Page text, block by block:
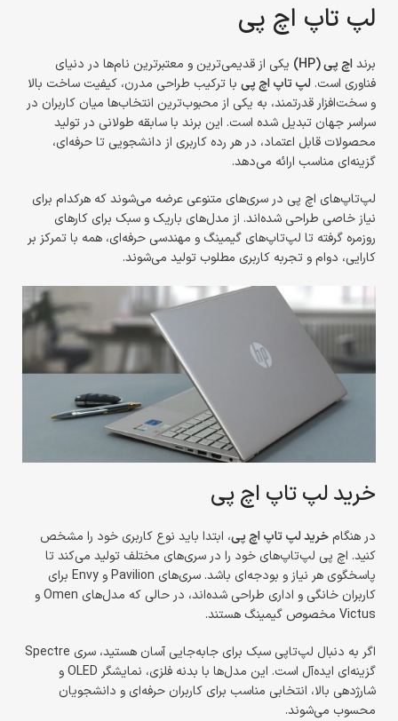
لپ تاپ اچ پی
برنداچ پی (HP)
یکی از قدیمی‌ترین و معتبرترین نام‌ها در دنیای
فناوری است. لپ تاپ اچ پی با ترکیب طراحی مدرن، کیفیت ساخت بالا
و سخت‌افزار قدرتمند، به یکی از محبوب‌ترین انتخاب‌ها میان کاربران در
سراسر جهان تبدیل شده است. این برند با سابقه طولانی در تولید
محصولات قابل اعتماد، در هر رده کاربری از دانشجویی تا حرفه‌ای،
گزینه‌ای مناسب ارائه می‌دهد.
لپ‌تاپ‌های اچ پی در سری‌های متنوعی عرضه می‌شوند که هرکدام برای
نیاز خاصی طراحی شده‌اند. از مدل‌های باریک و سبک برای کارهای
روزمره گرفته تا لپ‌تاپ‌های گیمینگ و مهندسی حرفه‌ای، همه با تمرکز بر
کارایی، دوام و تجربه کاربری مطلوب تولید می‌شوند.
خرید لپ تاپ اچ پی
در هنگام خرید لپ تاپ اچ پی، ابتدا باید نوع کاربری خود را مشخص
کنید. اچ پی لپ‌تاپ‌های خود را در سری‌های مختلف تولید می‌کند تا
پاسخگوی هر نیاز و بودجه‌ای باشد. سری‌های Pavilion و Envy برای
کاربران خانگی و اداری طراحی شده‌اند، در حالی که مدل‌های Omen و
Victus مخصوص گیمینگ هستند.
اگر به دنبال لپ‌تاپی سبک برای جابه‌جایی آسان هستید، سری Spectre
گزینه‌ای ایده‌آل است. این مدل‌ها با بدنه فلزی، نمایشگر OLED و
شارژدهی بالا، انتخابی مناسب برای کاربران حرفه‌ای و دانشجویان
محسوب می‌شوند.